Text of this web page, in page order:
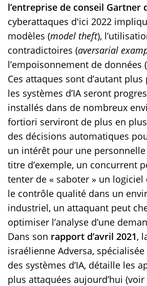
l’entreprise de conseil Gartner
cyberattaques d'ici 2022
modèles (model theft),
contradictoires (aversarial
l’empoisonnement de données (
Ces attaques sont d’autant
les systèmes d’IA seront
installés dans de nombreux
fortiori serviront de plus en
des décisions automatiques
un intérêt pour une
titre d’exemple, un concurrent
tenter de « saboter » un logiciel
le contrôle qualité dans un
industriel, un attaquant peut
optimiser l’analyse d’une
Dans son rapport d’avril 2021,
israélienne Adversa,
des systèmes d’IA, détaille les
plus attaquées aujourd’hui (voir